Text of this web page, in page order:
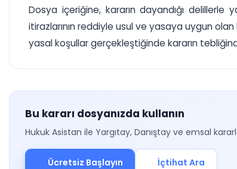
Dosya içeriğine, kararın dayandığı
itirazlarının reddiyle usul ve yasaya uygun
yasal koşullar gerçekleştiğinde kararın
Bu kararı dosyanızda kullanın
Hukuk Asistan ile Yargıtay, Danıştay ve emsal
Ücretsiz Başlayın İçtihat Ara